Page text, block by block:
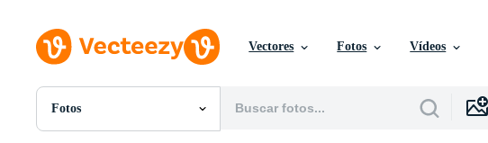
Vectores Fotos Vídeos
Fotos
Todas Imágenes